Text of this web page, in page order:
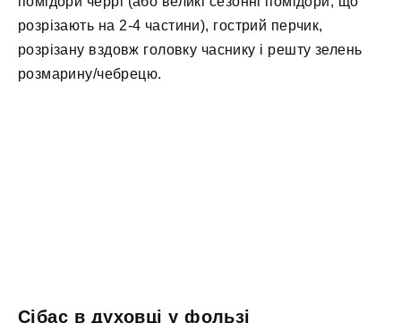
розрізають на 2-4 частини), гострий перчик,
розрізану вздовж головку часнику і решту зелень
розмарину/чебрецю.
Сібас в духовці у фользі